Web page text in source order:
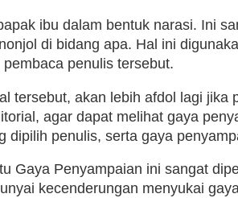
ibu dalam bentuk narasi. Ini
di bidang apa. Hal ini
penulis tersebut.
tersebut, akan lebih afdol lagi
agar dapat melihat gaya
dipilih penulis, serta gaya
Gaya Penyampaian ini sangat
kecenderungan menyukai